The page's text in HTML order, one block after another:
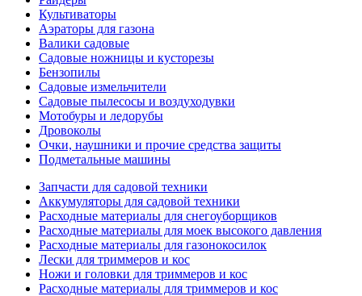
Культиваторы
Аэраторы для газона
Валики садовые
Садовые ножницы и кусторезы
Бензопилы
Садовые измельчители
Садовые пылесосы и воздуходувки
Мотобуры и ледорубы
Дровоколы
Очки, наушники и прочие средства защиты
Подметальные машины
Запчасти для садовой техники
Аккумуляторы для садовой техники
Расходные материалы для снегоуборщиков
Расходные материалы для моек высокого давления
Расходные материалы для газонокосилок
Лески для триммеров и кос
Ножи и головки для триммеров и кос
Расходные материалы для триммеров и кос